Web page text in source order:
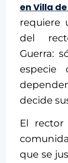
en Villa
requiere
del
Guerra:
especie
decide
El
que se